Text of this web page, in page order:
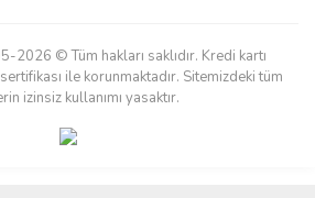
© Tüm hakları saklıdır. Kredi kartı
ile korunmaktadır. Sitemizdeki tüm
izinsiz kullanımı yasaktır.